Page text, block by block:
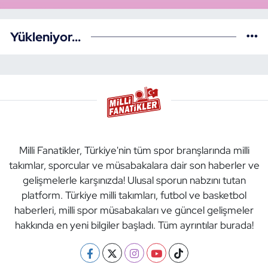
Yükleniyor...
Milli Fanatikler, Türkiye'nin tüm spor branşlarında milli
takımlar, sporcular ve müsabakalara dair son haberler ve
gelişmelerle karşınızda! Ulusal sporun nabzını tutan
platform. Türkiye milli takımları, futbol ve basketbol
haberleri, milli spor müsabakaları ve güncel gelişmeler
hakkında en yeni bilgiler başladı. Tüm ayrıntılar burada!